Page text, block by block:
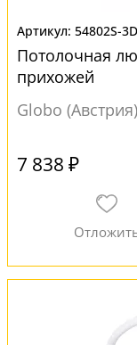
54802S-3D
Потолочная
прихожей
Globo (Австрия)
7 838 ₽